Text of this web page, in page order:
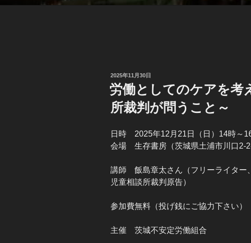
投
稿
日:
2025年11月30日
労働としてのケアを考
所裁判が問うこと～
日時 2025年12月21日（日）14時～
会場 生存書房（茨城県土浦市川口2-
講師 飯島章太さん（フリーライター
児童相談所裁判原告）
参加費無料（投げ銭にご協力下さい）
主催 茨城不安定労働組合